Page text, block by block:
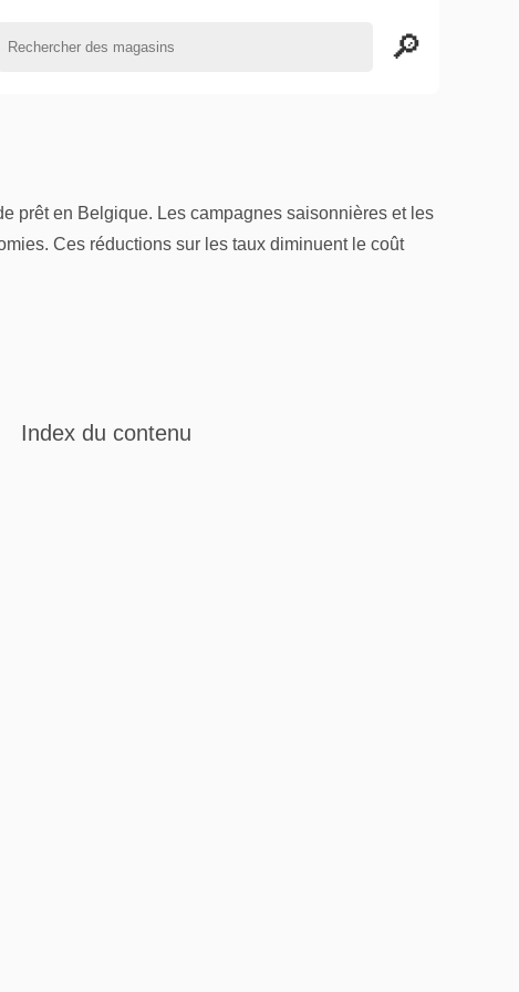
prêt en Belgique. Les campagnes saisonnières et les
Ces réductions sur les taux diminuent le coût
Index du contenu